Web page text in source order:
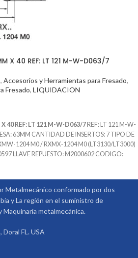
X 40 REF: LT 121 M-W-D063/7
, Accesorios y Herramientas para Fresado,
Fresado, LIQUIDACION
40 REF: LT 121 M-W-D063/7 REF: LT 121 M-W-
63MM CANTIDAD DE INSERTOS: 7 TIPO DE
1204 M0 / RXMX-1204 M0 (LT3130/LT3000)
LLAVE REPUESTO: M2000602 CODIGO:
Metalmecánico conformado por dos
y La región en el suministro de
metalmecánica.
Doral FL. USA